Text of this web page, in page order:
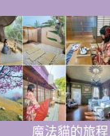
魔法貓的旅程